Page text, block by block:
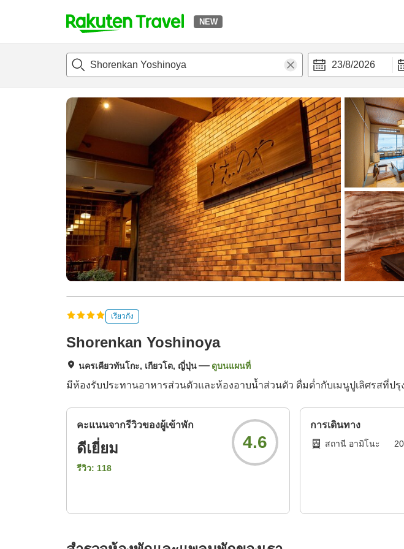
NEW
t
p
a
e
s
a
r
c
h
23/8/2026
แนะนำที่พักห้องพักและแพลนพักรีวิว
เรียวกัง
Shorenkan Yoshinoya
นครเคียวทันโกะ, เกียวโต, ญี่ปุ่น ดูบนแผนที่
มีห้องรับประทานอาหารส่วนตัวและห้องอาบน้ำส่วนตัว ดื่มด่ำกับเมนูปูเลิศรสที่ป
คะแนนจากรีวิวของผู้เข้าพัก
ดีเยี่ยม
รีวิว: 118
4.6
การเดินทาง
สถานี อามิโนะ 20